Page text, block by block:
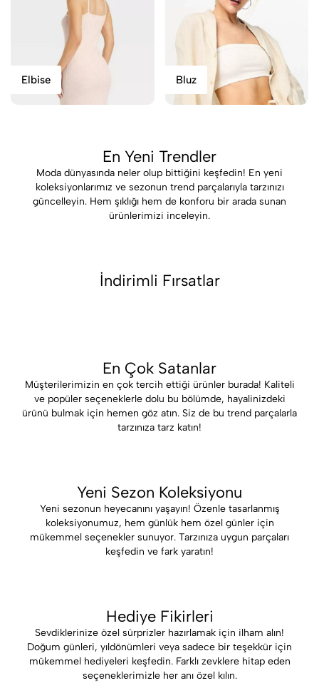
Elbise Bluz
En Yeni Trendler
Moda dünyasında neler olup bittiğini keşfedin! En yeni
koleksiyonlarımız ve sezonun trend parçalarıyla tarzınızı
güncelleyin. Hem şıklığı hem de konforu bir arada sunan
ürünlerimizi inceleyin.
İndirimli Fırsatlar
En Çok Satanlar
Müşterilerimizin en çok tercih ettiği ürünler burada! Kaliteli
ve popüler seçeneklerle dolu bu bölümde, hayalinizdeki
ürünü bulmak için hemen göz atın. Siz de bu trend parçalarla
tarzınıza tarz katın!
Yeni Sezon Koleksiyonu
Yeni sezonun heyecanını yaşayın! Özenle tasarlanmış
koleksiyonumuz, hem günlük hem özel günler için
mükemmel seçenekler sunuyor. Tarzınıza uygun parçaları
keşfedin ve fark yaratın!
Hediye Fikirleri
Sevdiklerinize özel sürprizler hazırlamak için ilham alın!
Doğum günleri, yıldönümleri veya sadece bir teşekkür için
mükemmel hediyeleri keşfedin. Farklı zevklere hitap eden
seçeneklerimizle her anı özel kılın.